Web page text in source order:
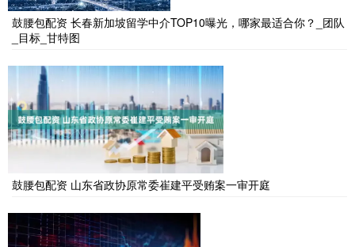
鼓腰包配资 长春新加坡留学中介TOP10曝光，哪家最适合你？_团队
_目标_甘特图
鼓腰包配资 山东省政协原常委崔建平受贿案一审开庭